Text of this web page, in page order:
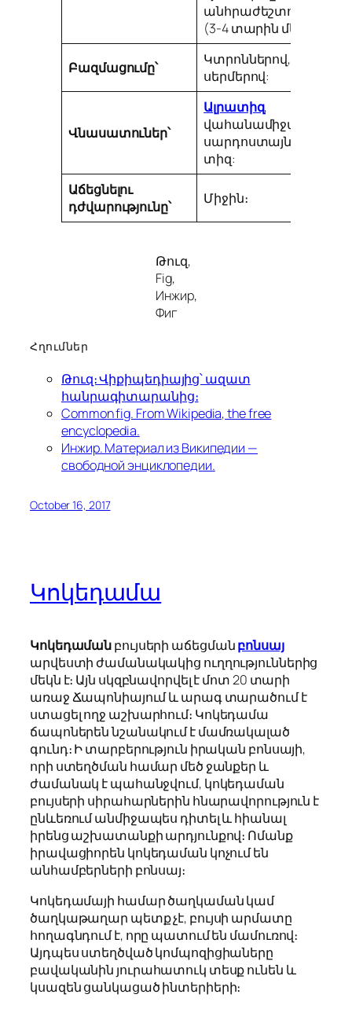
անհրաժեշտության
(3-4 տարին մեկ)։
Բազմացումը՝
Կտրոններով,
սերմերով:
Վնասատուներ՝
Ալրատիզ,
վահանամիջատ,
սարդոստայնային
տիզ:
Աճեցնելու
դժվարությունը՝
Միջին։
Թուզ,
Fig,
Инжир,
Фиг
Հղումներ
Թուզ։ Վիքիպեդիայից՝ ազատ
հանրագիտարանից։
Common fig. From Wikipedia, the free
encyclopedia.
Инжир. Материал из Википедии —
свободной энциклопедии.
October 16, 2017
Կոկեդամա
Կոկեդամանբույսերի աճեցմանբոնսայ
արվեստի ժամանակակից ուղղություններից
մեկն է։ Այն սկզբնավորվել է մոտ 20 տարի
առաջ Ճապոնիայում և արագ տարածում է
ստացել ողջ աշխարհում։ Կոկեդամա
ճապոներեն նշանակում է մամռակալած
գունդ։ Ի տարբերություն իրական բոնսայի,
որի ստեղծման համար մեծ ջանքեր և
ժամանակ է պահանջվում, կոկեդաման
բույսերի սիրահարներին հնարավորություն է
ընևեռում անմիջապես դիտել և հիանալ
իրենց աշխատանքի արդյունքով։ Ոմանք
իրավացիորեն կոկեդաման կոչում են
անհամբերների բոնսայ։
Կոկեդամայի համար ծաղկաման կամ
ծաղկաթաղար պետք չէ, բույսի արմատը
հողագնդում է, որը պատում են մամուռով։
Այդպես ստեղծված կոմպոզիցիաները
բավականին յուրահատուկ տեսք ունեն և
կսազեն ցանկացած ինտերիերի։